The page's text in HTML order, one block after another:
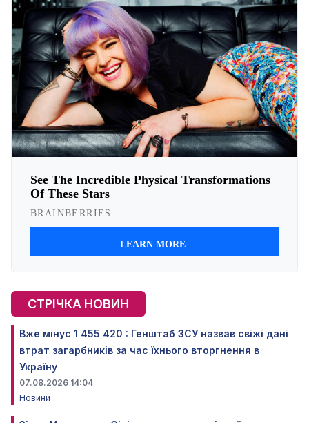
СТРІЧКА НОВИН
Вже мінус 1 455 420 : Генштаб ЗСУ назвав свіжі дані
втрат загарбників за час їхнього вторгнення в
Україну
07.08.2026 14:04
Новини